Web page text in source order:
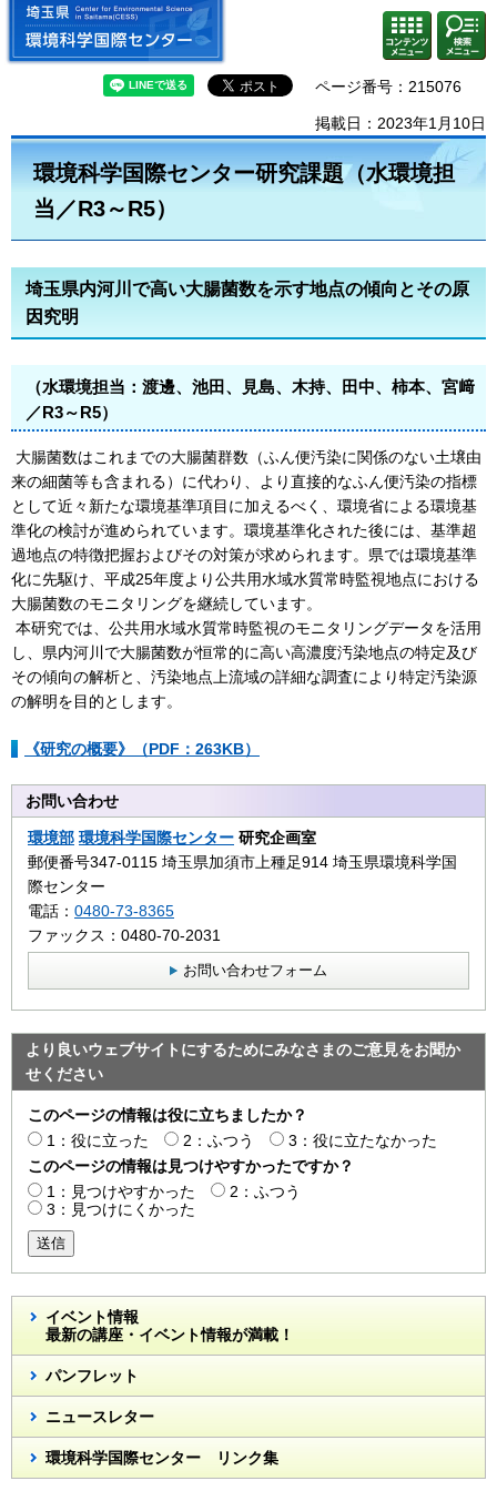
埼玉県 環境科学国際センター
コンテ
ンツメ
ニュー
検索・
共通メ
ニュー
ページ番号：215076
掲載日：2023年1月10日
環境科学国際センター研究課題（水環境担
当／R3～R5）
埼玉県内河川で高い大腸菌数を示す地点の傾向とその原
因究明
（水環境担当：渡邊、池田、見島、木持、田中、柿本、宮﨑
／R3～R5）
大腸菌数はこれまでの大腸菌群数（ふん便汚染に関係のない土壌由
来の細菌等も含まれる）に代わり、より直接的なふん便汚染の指標
として近々新たな環境基準項目に加えるべく、環境省による環境基
準化の検討が進められています。環境基準化された後には、基準超
過地点の特徴把握およびその対策が求められます。県では環境基準
化に先駆け、平成25年度より公共用水域水質常時監視地点における
大腸菌数のモニタリングを継続しています。
本研究では、公共用水域水質常時監視のモニタリングデータを活用
し、県内河川で大腸菌数が恒常的に高い高濃度汚染地点の特定及び
その傾向の解析と、汚染地点上流域の詳細な調査により特定汚染源
の解明を目的とします。
《研究の概要》（PDF：263KB）
お問い合わせ
環境部 環境科学国際センター 研究企画室
郵便番号347-0115 埼玉県加須市上種足914 埼玉県環境科学国
際センター
電話： 0480-73-8365
ファックス：0480-70-2031
お問い合わせフォーム
より良いウェブサイトにするためにみなさまのご意見をお聞か
せください
このページの情報は役に立ちましたか？
1：役に立った
2：ふつう
3：役に立たなかった
このページの情報は見つけやすかったですか？
1：見つけやすかった
2：ふつう
3：見つけにくかった
送信
イベント情報
最新の講座・イベント情報が満載！
パンフレット
ニュースレター
環境科学国際センター リンク集